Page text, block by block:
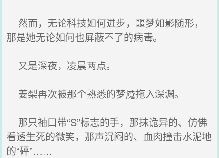
然而，无论科技如何进步，噩梦如影随形，
那是她无论如何也屏蔽不了的病毒。
又是深夜，凌晨两点。
姜梨再次被那个熟悉的梦魇拖入深渊。
那只袖口带“S”标志的手，那抹诡异的、仿佛
看透生死的微笑，那声沉闷的、血肉撞击水泥地
的“砰”……